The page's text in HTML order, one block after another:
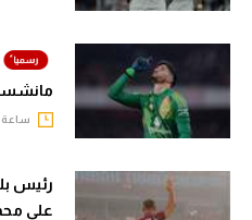
ساعة
رئيس
على